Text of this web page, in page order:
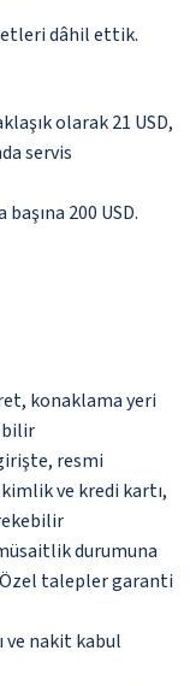
dâhil ettik.
olarak 21 USD,
servis
200 USD.
konaklama yeri
resmi
ve kredi kartı,
durumuna
Özel talepler garanti
ve nakit kabul